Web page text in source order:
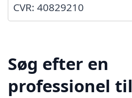
CVR: 40829210
Søg efter en
professionel til